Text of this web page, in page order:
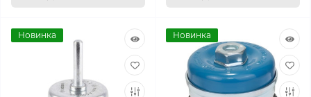
Новинка Новинка